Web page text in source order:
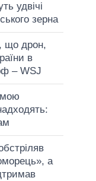
удвічі
зерна
що дрон,
в
– WSJ
а